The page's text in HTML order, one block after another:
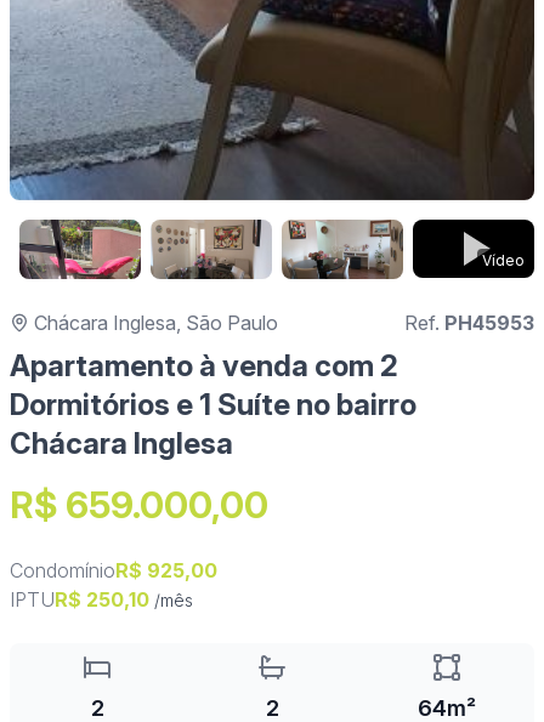
Vídeo
Chácara Inglesa, São Paulo Ref. PH45953
Apartamento à venda com 2
Dormitórios e 1 Suíte no bairro
Chácara Inglesa
R$ 659.000,00
CondomínioR$ 925,00
IPTUR$ 250,10 /mês
2 2 64m²